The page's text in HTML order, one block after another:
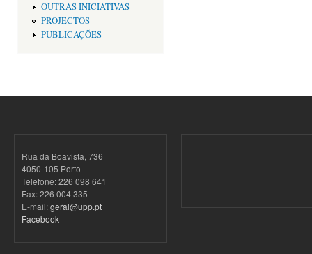
OUTRAS INICIATIVAS
PROJECTOS
PUBLICAÇÕES
Rua da Boavista, 736
4050-105 Porto
Telefone: 226 098 641
Fax: 226 004 335
E-mail:geral@upp.pt
Facebook